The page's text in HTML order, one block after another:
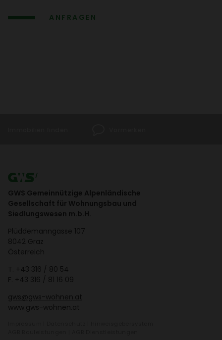
ANFRAGEN
GWS Gemeinnützige Alpenländische
Gesellschaft für Wohnungsbau und
Siedlungswesen m.b.H.
Plüd­de­mann­gasse 107
8042 Graz
Öster­reich
T. +43 316 / 80 54
F. +43 316 / 81 16 09
gws@gws-wohnen.at
www.gws-wohnen.at